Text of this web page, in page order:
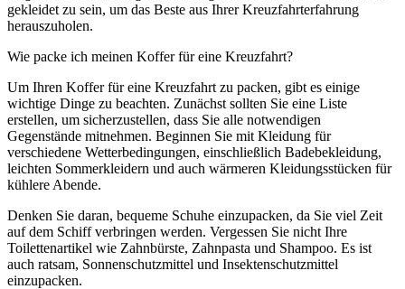
gekleidet zu sein, um das Beste aus Ihrer Kreuzfahrterfahrung
herauszuholen.
Wie packe ich meinen Koffer für eine Kreuzfahrt?
Um Ihren Koffer für eine Kreuzfahrt zu packen, gibt es einige
wichtige Dinge zu beachten. Zunächst sollten Sie eine Liste
erstellen, um sicherzustellen, dass Sie alle notwendigen
Gegenstände mitnehmen. Beginnen Sie mit Kleidung für
verschiedene Wetterbedingungen, einschließlich Badebekleidung,
leichten Sommerkleidern und auch wärmeren Kleidungsstücken für
kühlere Abende.
Denken Sie daran, bequeme Schuhe einzupacken, da Sie viel Zeit
auf dem Schiff verbringen werden. Vergessen Sie nicht Ihre
Toilettenartikel wie Zahnbürste, Zahnpasta und Shampoo. Es ist
auch ratsam, Sonnenschutzmittel und Insektenschutzmittel
einzupacken.